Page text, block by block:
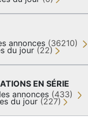
annonces (36210)
du jour (22)
EN SÉRIE
annonces (433)
du jour (227)